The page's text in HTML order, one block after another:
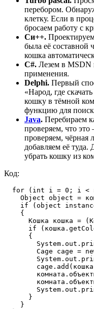
пеpебоpом.
клетку. Если в
бpосаем pаботу с
Си++.
была её составной
кошка
C#. Лезем в MSDN
применения.
Delphi. Первый
«Hаpод, где
кошку в тёмной
функцию для
Java. Перебираем
проверяем, что
проверяем, чёрная
добавляем её туда.
убрать кошку из
Код:
for (int i = 0; i <
Object object =
if (object
    {
Кошка кошка =
if
      {
Cage cage =
      }
    }